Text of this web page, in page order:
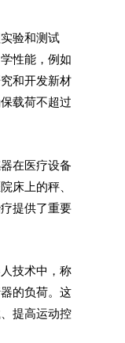
验和测试
性能，例如
和开发新材
载荷不超过
在医疗设备
床上的秤、
提供了重要
技术中，称
的负荷。这
提高运动控